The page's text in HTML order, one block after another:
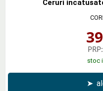
Ceruri
39
PRP:
stoc
➤